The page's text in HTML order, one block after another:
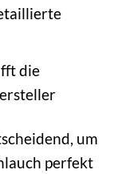
die
um
perfekt